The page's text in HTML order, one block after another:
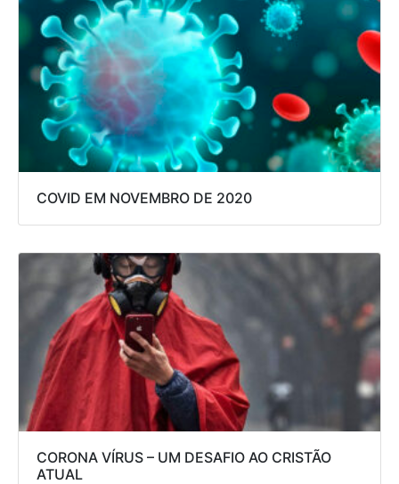
COVID EM NOVEMBRO DE 2020
CORONA VÍRUS – UM DESAFIO AO CRISTÃO
ATUAL